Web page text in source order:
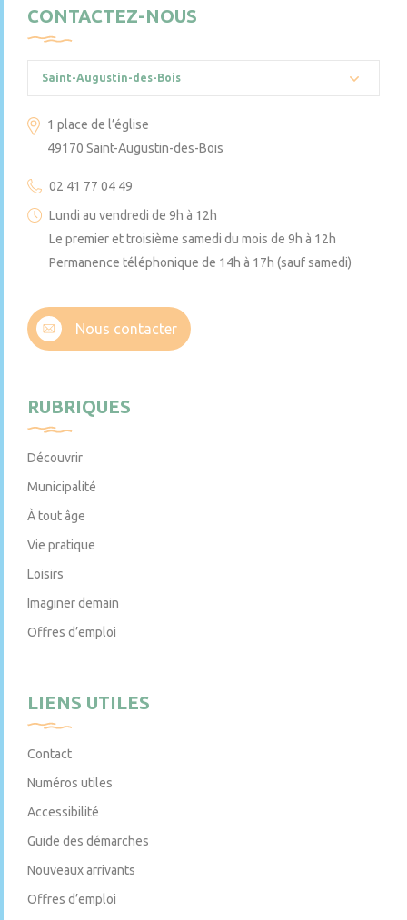
CONTACTEZ-NOUS
Saint-Augustin-des-Bois
1 place de l’église
49170 Saint-Augustin-des-Bois
02 41 77 04 49
Lundi au vendredi de 9h à 12h
Le premier et troisième samedi du mois de 9h à 12h
Permanence téléphonique de 14h à 17h (sauf samedi)
Nous contacter
RUBRIQUES
Découvrir
Municipalité
À tout âge
Vie pratique
Loisirs
Imaginer demain
Offres d’emploi
LIENS UTILES
Contact
Numéros utiles
Accessibilité
Guide des démarches
Nouveaux arrivants
Offres d’emploi